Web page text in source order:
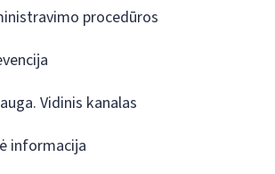
procedūros
Vidinis kanalas
informacija